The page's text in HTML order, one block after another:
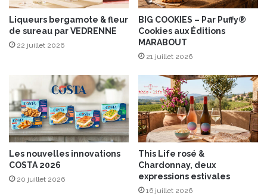
i
t
d
e
n
t
a
t
i
o
n
P
g
e
a
v
e
s
m
y
r
t
i
l
Liqueurs bergamote & fleur
de sureau par VEDRENNE
22 juillet 2026
BIG COOKIES – Par Puffy®
Cookies aux Éditions
MARABOUT
21 juillet 2026
Les nouvelles innovations
COSTA 2026
20 juillet 2026
This Life rosé &
Chardonnay, deux
expressions estivales
16 juillet 2026